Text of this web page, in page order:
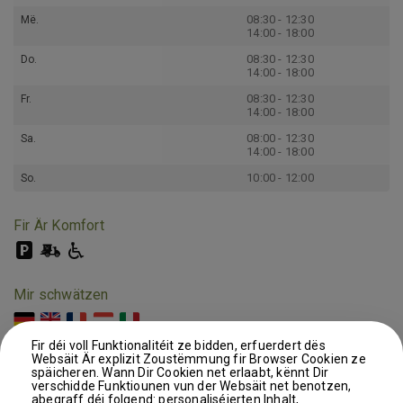
Fir déi voll Funktionalitéit ze bidden, erfuerdert dës
Websäit Är explizit Zoustëmmung fir Browser Cookien ze
späicheren. Wann Dir Cookien net erlaabt, kënnt Dir
verschidde Funktiounen vun der Websäit net benotzen,
abegraff déi folgend: personaliséierten Inhalt,
Më.
08:30 - 12:30
14:00 - 18:00
Do.
08:30 - 12:30
14:00 - 18:00
Fr.
08:30 - 12:30
14:00 - 18:00
Sa.
08:00 - 12:30
14:00 - 18:00
So. 10:00 - 12:00
Fir Är Komfort
Mir schwätzen